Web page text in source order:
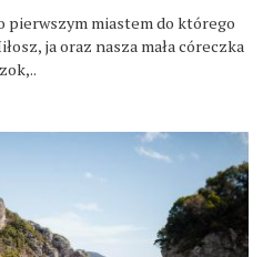
pierwszym miastem do którego
ja oraz nasza mała córeczka